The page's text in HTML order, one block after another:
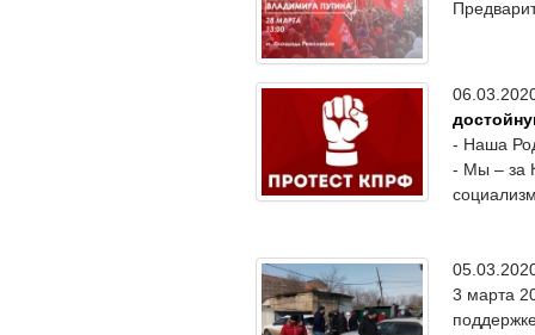
- Наша
- Мы – за
3 марта